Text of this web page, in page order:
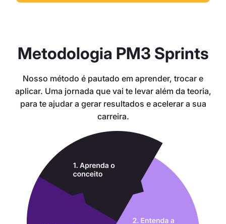
Metodologia PM3 Sprints
Nosso método é pautado em aprender, trocar e
aplicar. Uma jornada que vai te levar além da teoria,
para te ajudar a gerar resultados e acelerar a sua
carreira.